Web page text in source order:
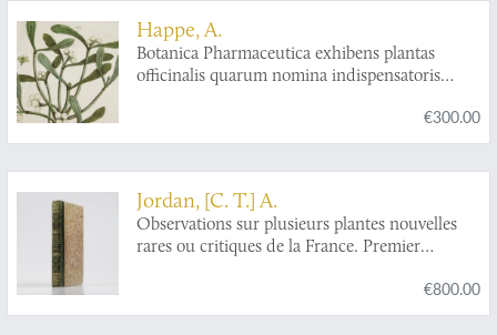
Happe, A.
Botanica Pharmaceutica exhibens plantas
officinalis quarum nomina indispensatoris
€300.00
Jordan, [C. T.] A.
Observations sur plusieurs plantes nouvelles
rares ou critiques de la France. Premier
€800.00